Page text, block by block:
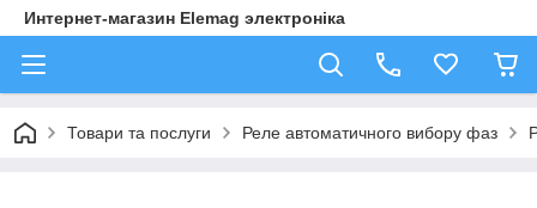
Интернет-магазин Elemag электроніка
Товари та послуги Реле автоматичного вибору фаз